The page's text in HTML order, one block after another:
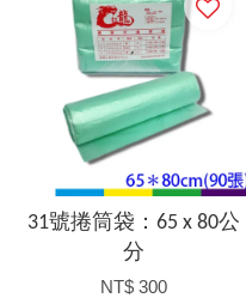
31號捲筒袋：65 x 80公
分
NT$ 300